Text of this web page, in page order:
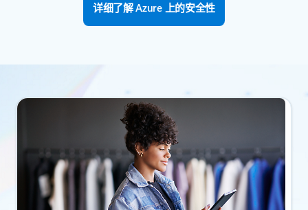
详细了解 Azure 上的安全性